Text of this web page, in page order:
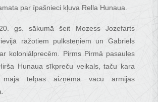
par īpašnieci kļuva Rella Hunaua.
gs. sākumā šeit Mozess Jozefarts
ražotiem pulksteņiem un Gabriels
koloniālprecēm. Pirms Pirmā pasaules
Hunaua sīkpreču veikals, taču kara
telpas aizņēma vācu armijas